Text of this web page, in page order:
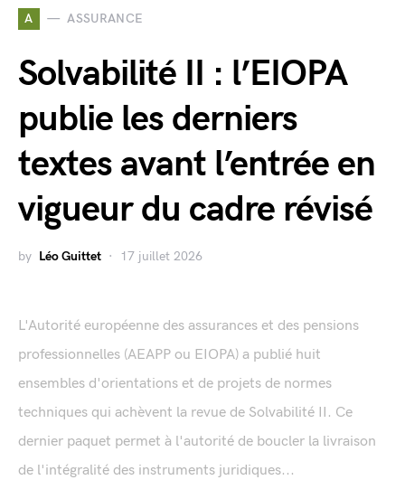
A ASSURANCE
Solvabilité II : l’EIOPA
publie les derniers
textes avant l’entrée en
vigueur du cadre révisé
by Léo Guittet 17 juillet 2026
L'Autorité européenne des assurances et des pensions
professionnelles (AEAPP ou EIOPA) a publié huit
ensembles d'orientations et de projets de normes
techniques qui achèvent la revue de Solvabilité II. Ce
dernier paquet permet à l'autorité de boucler la livraison
de l'intégralité des instruments juridiques...